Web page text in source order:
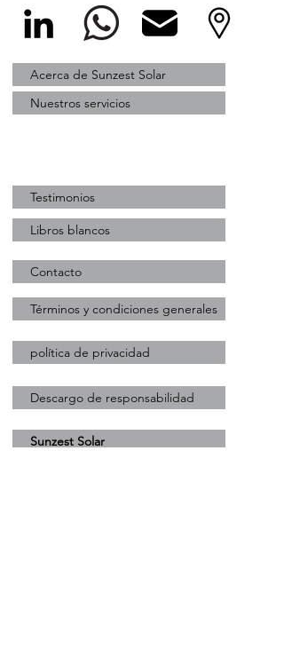
Acerca de Sunzest Solar
Nuestros servicios
Testimonios
Libros blancos
Contacto
Términos y condiciones generales
política de privacidad
Descargo de responsabilidad
Sunzest Solar